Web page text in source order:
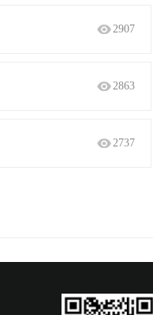
2907
2863
2737